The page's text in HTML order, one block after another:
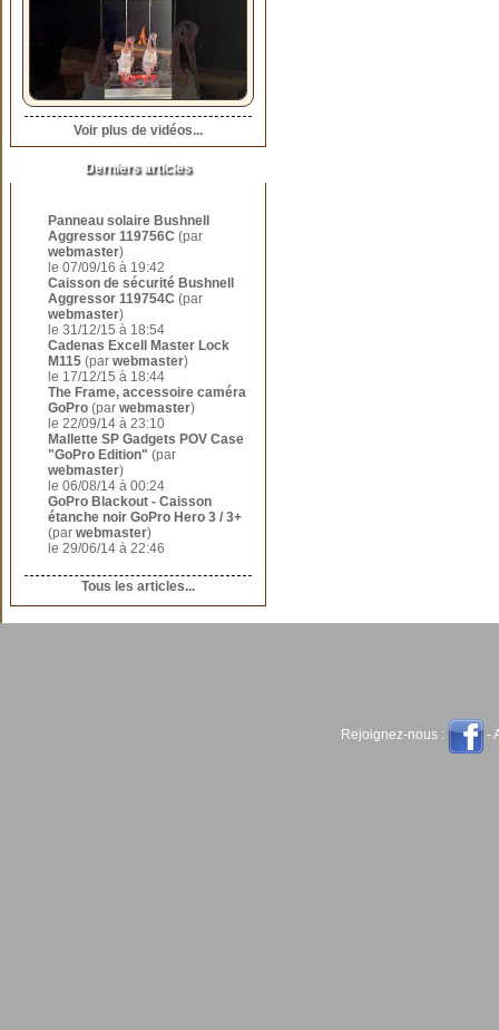
Voir plus de vidéos...
Derniers articles
Panneau solaire Bushnell
Aggressor 119756C (par
webmaster)
le 07/09/16 à 19:42
Caisson de sécurité Bushnell
Aggressor 119754C (par
webmaster)
le 31/12/15 à 18:54
Cadenas Excell Master Lock
M115 (par webmaster)
le 17/12/15 à 18:44
The Frame, accessoire caméra
GoPro (par webmaster)
le 22/09/14 à 23:10
Mallette SP Gadgets POV Case
"GoPro Edition" (par
webmaster)
le 06/08/14 à 00:24
GoPro Blackout - Caisson
étanche noir GoPro Hero 3 / 3+
(par webmaster)
le 29/06/14 à 22:46
Tous les articles...
Rejoignez-nous : -